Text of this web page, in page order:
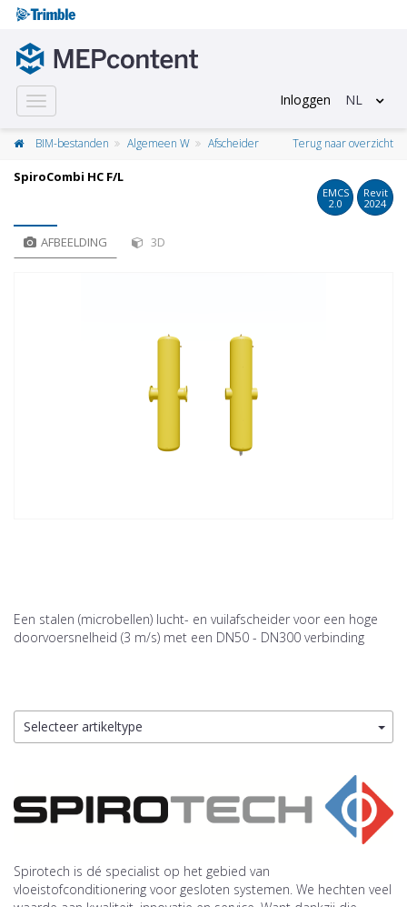
Toggle
navigation
Inloggen NL
BIM-bestanden Algemeen W Afscheider Terug naar overzicht
SpiroCombi HC F/L
EMCS
2.0
Revit
2024
AFBEELDING 3D
Een stalen (microbellen) lucht- en vuilafscheider voor een hoge
doorvoersnelheid (3 m/s) met een DN50 - DN300 verbinding
Selecteer artikeltype
Spirotech is dé specialist op het gebied van
vloeistofconditionering voor gesloten systemen. We hechten veel